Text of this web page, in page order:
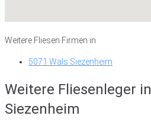
Weitere Fliesen Firmen in
5071 Wals Siezenheim
Weitere Fliesenleger in
Siezenheim